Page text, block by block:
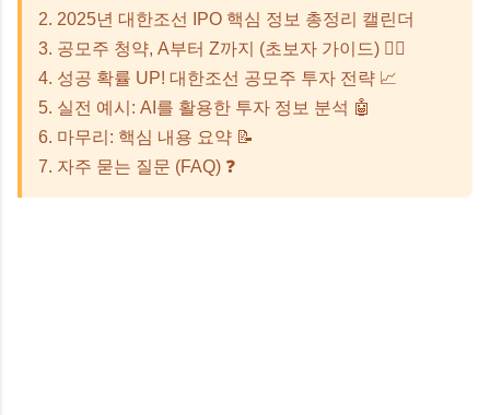
2. 2025년 대한조선 IPO 핵심 정보 총정리 캘린더
3. 공모주 청약, A부터 Z까지 (초보자 가이드) 🙋‍♀️
4. 성공 확률 UP! 대한조선 공모주 투자 전략 📈
5. 실전 예시: AI를 활용한 투자 정보 분석 🤖
6. 마무리: 핵심 내용 요약 📝
7. 자주 묻는 질문 (FAQ) ❓